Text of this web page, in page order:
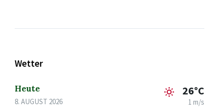
Wetter
Heute
8. AUGUST 2026
26°C
1 m/s